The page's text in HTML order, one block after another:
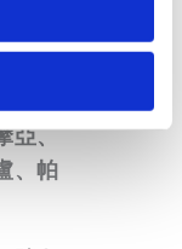
、法
、
島、
亞、
、帕